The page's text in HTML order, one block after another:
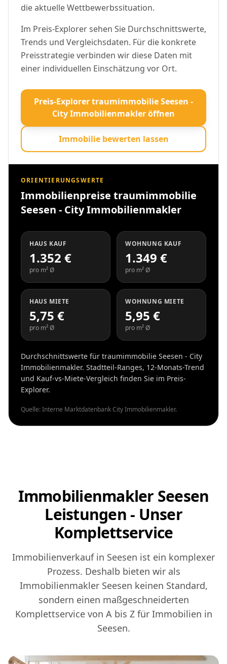
die aktuelle Wettbewerbssituation.
Im Preis-Explorer sehen Sie Durchschnittswerte,
Trends und Vergleichsdaten. Für die konkrete
Preisstrategie verbinden wir diese Daten mit
einer individuellen Einschätzung vor Ort.
Preis-Explorer traumimmobilie Seesen -
City Immobilienmakler öffnen
Immobilie bewerten lassen
ORIENTIERUNGSWERTE
Immobilienpreise traumimmobilie
Seesen - City Immobilienmakler
HAUS KAUF
1.352 €
pro m² Ø
WOHNUNG KAUF
1.349 €
pro m² Ø
HAUS MIETE
5,75 €
pro m² Ø
WOHNUNG MIETE
5,95 €
pro m² Ø
Durchschnittswerte für traumimmobilie Seesen - City
Immobilienmakler. Stadtteil-Ranges, 12-Monats-Trend
und Kauf-vs-Miete-Vergleich finden Sie im Preis-
Explorer.
Quelle: Interne Marktdatenbank City Immobilienmakler.
Immobilienmakler Seesen
Leistungen - Unser
Komplettservice
Immobilienverkauf in Seesen ist ein komplexer
Prozess. Deshalb bieten wir als
Immobilienmakler Seesen keinen Standard,
sondern einen maßgeschneiderten
Komplettservice von A bis Z für Immobilien in
Seesen.